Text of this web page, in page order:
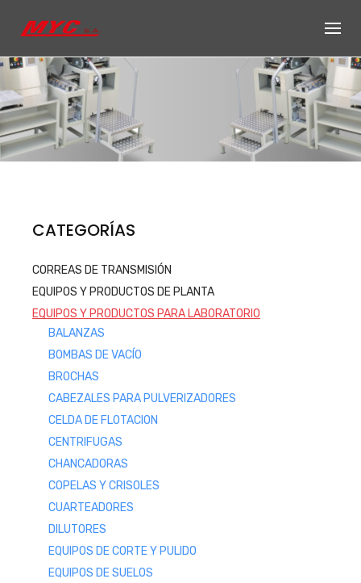
Equipos, accesorios y repuestos
para el sector automotriz e
industrial
Productos
CATEGORÍAS
CORREAS DE TRANSMISIÓN
EQUIPOS Y PRODUCTOS DE PLANTA
EQUIPOS Y PRODUCTOS PARA LABORATORIO
BALANZAS
BOMBAS DE VACÍO
BROCHAS
CABEZALES PARA PULVERIZADORES
CELDA DE FLOTACION
CENTRIFUGAS
CHANCADORAS
COPELAS Y CRISOLES
CUARTEADORES
DILUTORES
EQUIPOS DE CORTE Y PULIDO
EQUIPOS DE SUELOS